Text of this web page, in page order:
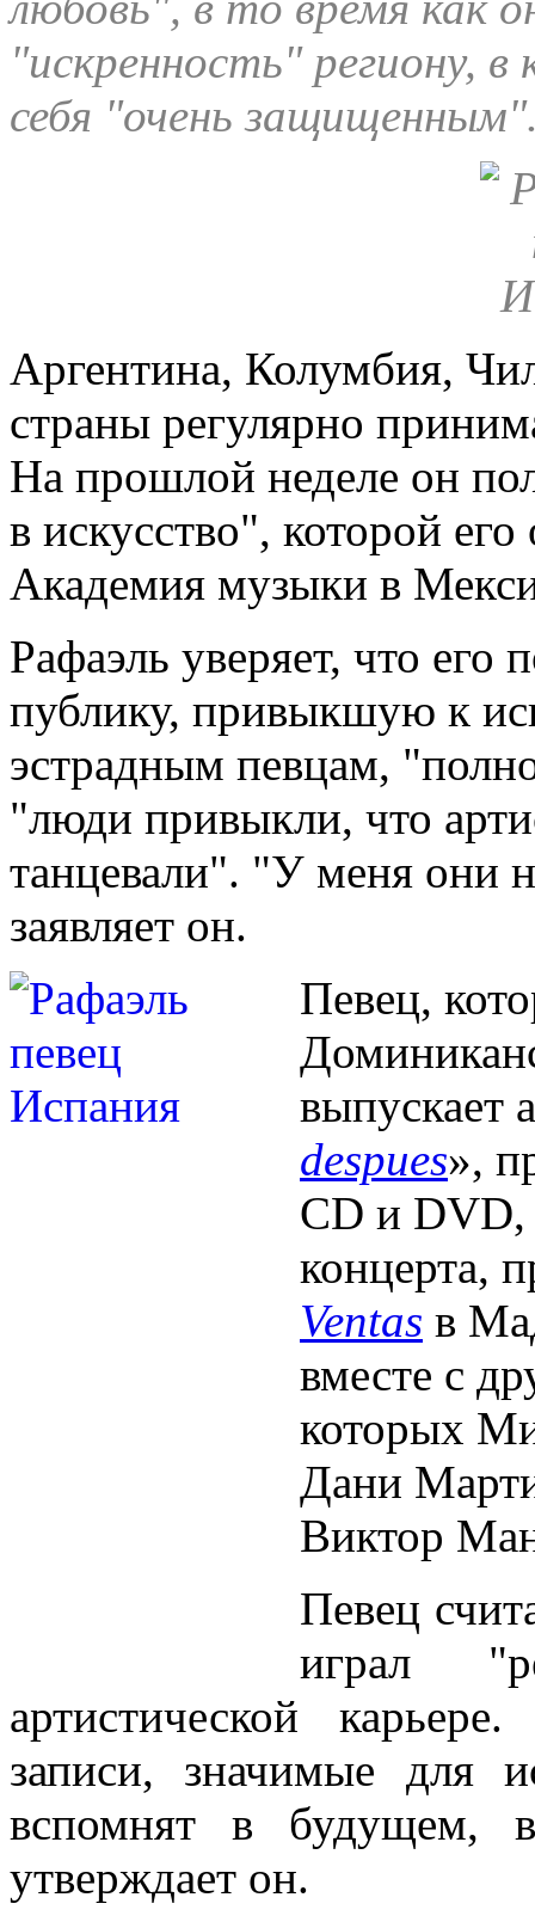
"искренность" региону, в
себя "очень
Аргентина, Колумбия,
страны регулярно
На прошлой неделе он
в искусство", которой
Академия музыки в
Рафаэль уверяет, что его
публику, привыкшую к
эстрадным певцам,
"люди привыкли, что
танцевали". "У меня они
заявляет он.
Певец,
выпускает
despues»,
СD и DVD,
концерта,
Ventas в
вместе с
которых
Дани
Виктор
Певец
играл
артистической
записи, значимые для
вспомнят в будущем,
утверждает он.